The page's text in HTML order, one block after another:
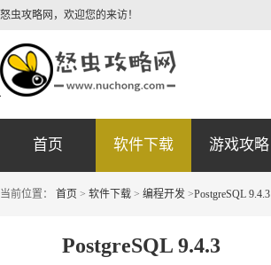
怒虫攻略网，欢迎您的来访！
首页 软件下载 游戏攻略
当前位置： 首页 > 软件下载 > 编程开发 >PostgreSQL 9.4.3
PostgreSQL 9.4.3